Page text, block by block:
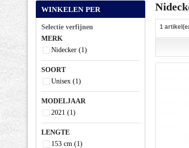
1
WINKELEN PER
Selectie verfijnen
MERK
Nidecker (1)
SOORT
Unisex (1)
MODELJAAR
2021 (1)
LENGTE
153 cm (1)